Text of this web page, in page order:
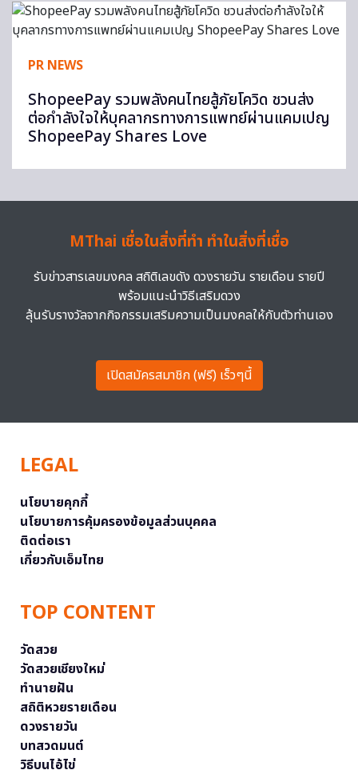
PR NEWS
ShopeePay รวมพลังคนไทยสู้ภัยโควิด ชวนส่ง
ต่อกำลังใจให้บุคลากรทางการแพทย์ผ่านแคมเปญ
ShopeePay Shares Love
MThai เชื่อในสิ่งที่ทำ ทำในสิ่งที่เชื่อ
รับข่าวสารเลขมงคล สถิติเลขดัง ดวงรายวัน รายเดือน รายปี
พร้อมแนะนำวิธีเสริมดวง
ลุ้นรับรางวัลจากกิจกรรมเสริมความเป็นมงคลให้กับตัวท่านเอง
เปิดสมัครสมาชิก (ฟรี) เร็วๆนี้
LEGAL
นโยบายคุกกี้
นโยบายการคุ้มครองข้อมูลส่วนบุคคล
ติดต่อเรา
เกี่ยวกับเอ็มไทย
TOP CONTENT
วัดสวย
วัดสวยเชียงใหม่
ทำนายฝัน
สถิติหวยรายเดือน
ดวงรายวัน
บทสวดมนต์
วิธีบนไอ้ไข่